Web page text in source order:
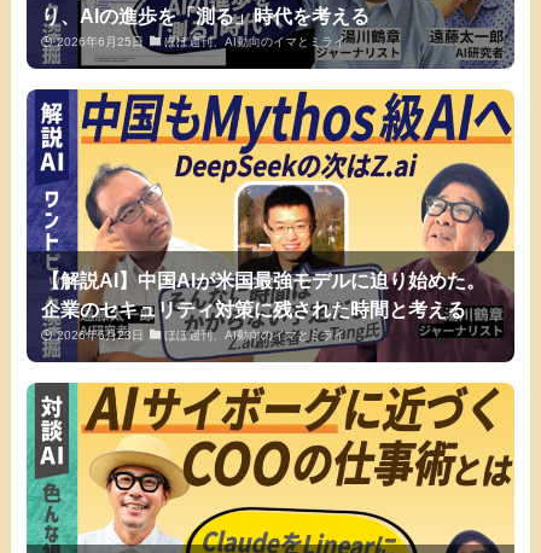
り、AIの進歩を「測る」時代を考える
2026年6月25日 ほぼ週刊、AI動向のイマとミライ
【解説AI】中国AIが米国最強モデルに迫り始めた。
企業のセキュリティ対策に残された時間と考える
2026年6月23日 ほぼ週刊、AI動向のイマとミライ